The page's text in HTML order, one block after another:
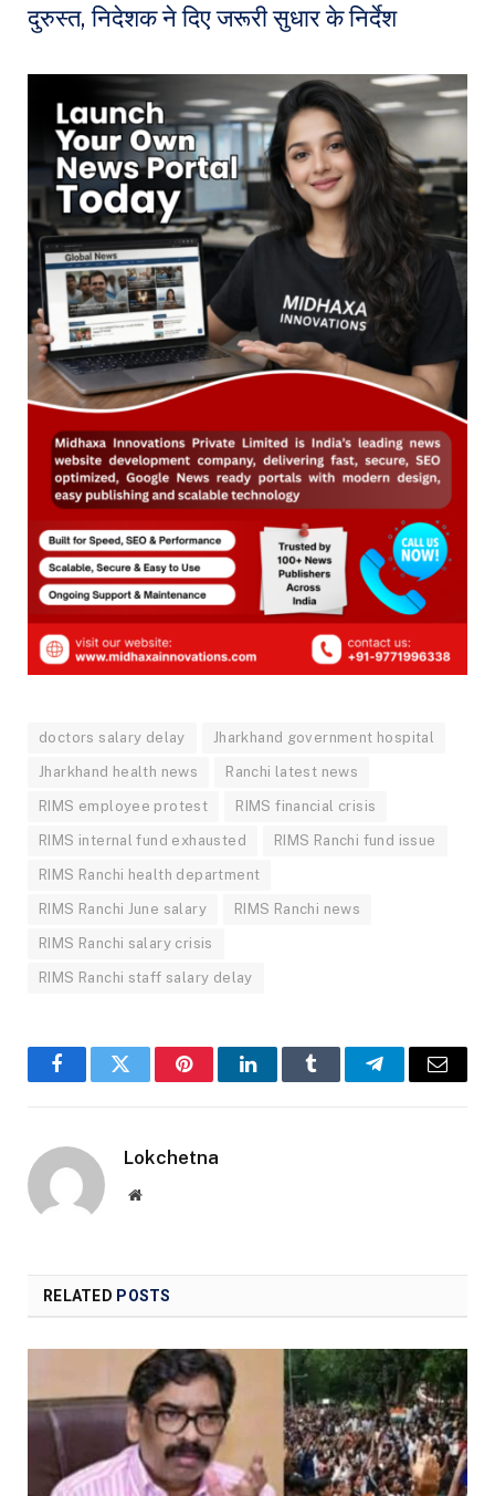
दुरुस्त, निदेशक ने दिए जरूरी सुधार के निर्देश
doctors salary delay Jharkhand government hospital
Jharkhand health news Ranchi latest news
RIMS employee protest RIMS financial crisis
RIMS internal fund exhausted RIMS Ranchi fund issue
RIMS Ranchi health department
RIMS Ranchi June salary RIMS Ranchi news
RIMS Ranchi salary crisis
RIMS Ranchi staff salary delay
FacebookTwitter PinterestLinkedInTumblr TelegramEmail
Lokchetna
Website
RELATED POSTS